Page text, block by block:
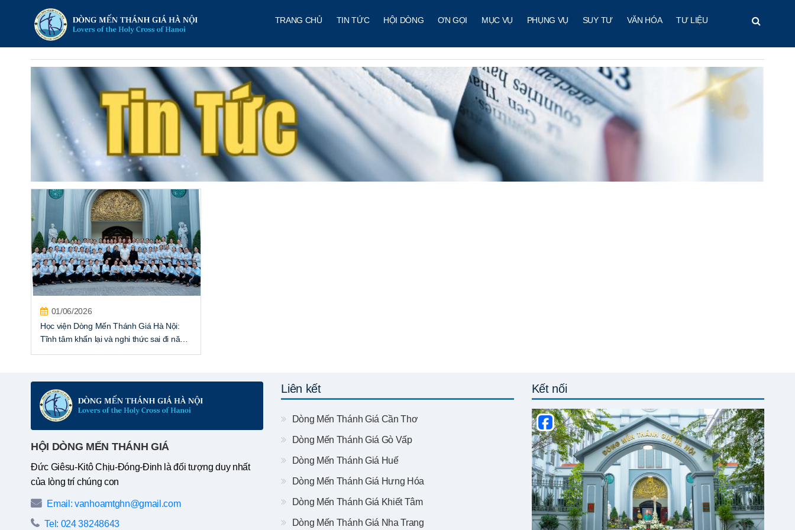
TRANG CHỦ TIN TỨC HỘI DÒNG ƠN GỌI MỤC VỤ PHỤNG VỤ SUY TƯ VĂN HÓA TƯ LIỆU
01/06/2026
Học viện Dòng Mến Thánh Giá Hà Nội:
Tĩnh tâm khấn lại và nghi thức sai đi năm
HỘI DÒNG MẾN THÁNH GIÁ
Đức Giêsu-Kitô Chịu-Đóng-Đinh là đối tượng duy nhất
của lòng trí chúng con
Email: vanhoamtghn@gmail.com
Tel: 024 38248643
Liên kết
Dòng Mến Thánh Giá Cần Thơ
Dòng Mến Thánh Giá Gò Vấp
Dòng Mến Thánh Giá Huế
Dòng Mến Thánh Giá Hưng Hóa
Dòng Mến Thánh Giá Khiết Tâm
Dòng Mến Thánh Giá Nha Trang
Kết nối